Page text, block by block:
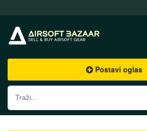
Postavi oglas